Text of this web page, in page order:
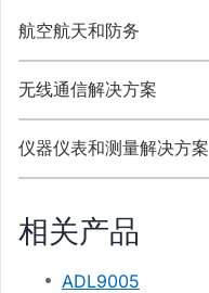
航空航天和防务
无线通信解决方案
仪器仪表和测量解决方案
相关产品
ADL9005